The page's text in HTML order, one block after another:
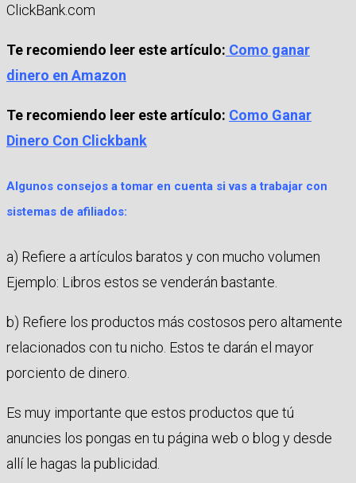
ClickBank.com
Te recomiendo leer este artículo: Como ganar
dinero en Amazon
Te recomiendo leer este artículo: Como Ganar
Dinero Con Clickbank
Algunos consejos a tomar en cuenta si vas a trabajar con
sistemas de afiliados:
a) Refiere a artículos baratos y con mucho volumen
Ejemplo: Libros estos se venderán bastante.
b) Refiere los productos más costosos pero altamente
relacionados con tu nicho. Estos te darán el mayor
porciento de dinero.
Es muy importante que estos productos que tú
anuncies los pongas en tu página web o blog y desde
allí le hagas la publicidad.